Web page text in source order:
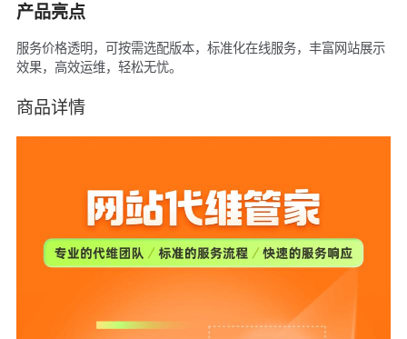
产品亮点
服务价格透明，可按需选配版本，标准化在线服务，丰富网站展示
效果，高效运维，轻松无忧。
商品详情